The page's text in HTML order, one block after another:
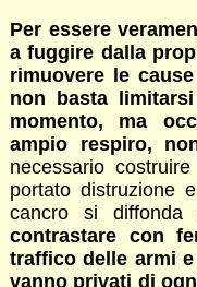
Per essere
a fuggire dalla
rimuovere le
non basta
momento, ma
ampio respiro,
necessario
portato distruzione
cancro si diffonda
contrastare con
traffico delle armi
vanno privati di